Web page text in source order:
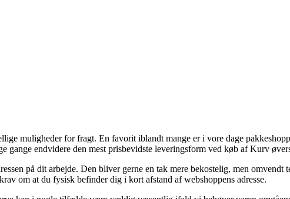
muligheder for fragt. En favorit iblandt mange er i vore dage
gange endvidere den mest prisbevidste leveringsform ved køb af Kurv
på dit arbejde. Den bliver gerne en tak mere bekostelig, men
om at du fysisk befinder dig i kort afstand af webshoppens adresse.